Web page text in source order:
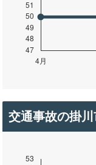
交通事故の掛